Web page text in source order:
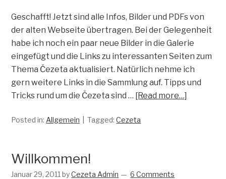
Geschafft! Jetzt sind alle Infos, Bilder und PDFs von
der alten Webseite übertragen. Bei der Gelegenheit
habe ich noch ein paar neue Bilder in die Galerie
eingefügt und die Links zu interessanten Seiten zum
Thema Čezeta aktualisiert. Natürlich nehme ich
gern weitere Links in die Sammlung auf. Tipps und
Tricks rund um die Čezeta sind … [Read more…]
Posted in:Allgemein Tagged:Cezeta
Willkommen!
Januar 29, 2011byCezeta Admin 6 Comments